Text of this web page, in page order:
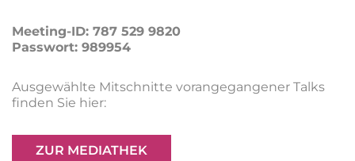
Meeting-ID: 787 529 9820
Passwort: 989954
Ausgewählte Mitschnitte vorangegangener Talks
finden Sie hier:
ZUR MEDIATHEK